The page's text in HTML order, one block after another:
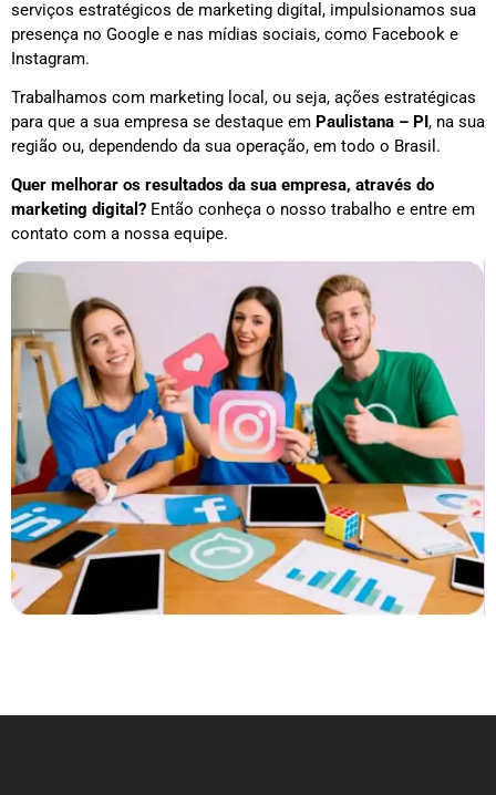
serviços estratégicos de marketing digital, impulsionamos sua
presença no Google e nas mídias sociais, como Facebook e
Instagram.
Trabalhamos com marketing local, ou seja, ações estratégicas
para que a sua empresa se destaque em Paulistana – PI, na sua
região ou, dependendo da sua operação, em todo o Brasil.
Quer melhorar os resultados da sua empresa, através do
marketing digital? Então conheça o nosso trabalho e entre em
contato com a nossa equipe.